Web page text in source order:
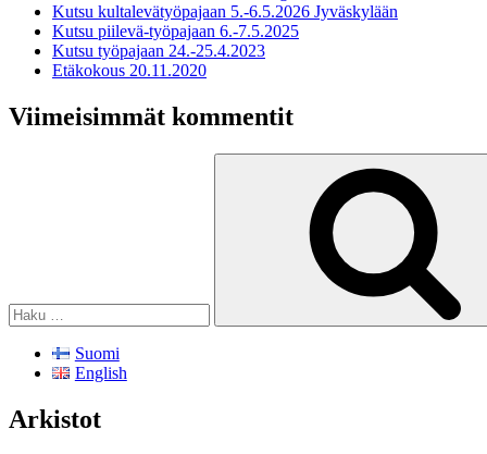
Kutsu kultalevätyöpajaan 5.-6.5.2026 Jyväskylään
Kutsu piilevä-työpajaan 6.-7.5.2025
Kutsu työpajaan 24.-25.4.2023
Etäkokous 20.11.2020
Viimeisimmät kommentit
Suomi
English
Arkistot